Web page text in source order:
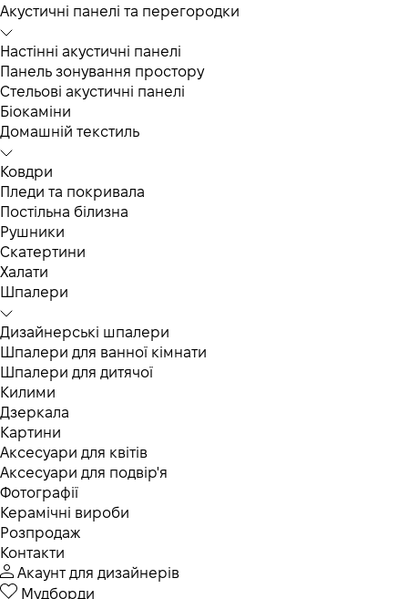
Акустичні панелі та перегородки
Настінні акустичні панелі
Панель зонування простору
Стельові акустичні панелі
Біокаміни
Домашній текстиль
Ковдри
Пледи та покривала
Постільна білизна
Рушники
Скатертини
Халати
Шпалери
Дизайнерські шпалери
Шпалери для ванної кімнати
Шпалери для дитячої
Килими
Дзеркала
Картини
Аксесуари для квітів
Аксесуари для подвір'я
Фотографії
Керамічні вироби
Розпродаж
Контакти
Акаунт для дизайнерів
Мудборди